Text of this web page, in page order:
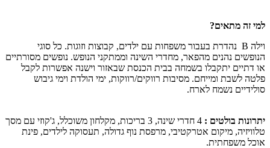
למי זה מתאים?
וילה B נהדרת בעבור משפחות עם ילדים, קבוצות וזוגות. כל סוגי
הנופשים נהנים מהפאר, מחדרי השינה וממתקני הנופש. נופשים מסורתיים
או דתיים יתקבלו בשמחה בבית הכנסת שבאזור וישנה אפשרות לקבל
פלטה לשבת ומייחם. מסיבות רווקים/רווקות, ימי הולדת וימי גיבוש
סולידיים נשמח לארח.
יתרונות בולטים :
4 חדרי שינה, 3 בריכות, מקלחון משוכלל, ג'קוזי עם מסך
טלוויזיה, מיקום אטרקטיבי, מרפסת נוף גדולה, תעסוקה לילדים, פינת
אוכל משפחתית.